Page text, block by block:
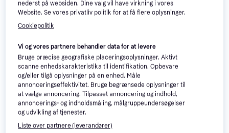
Green Krukke
Krukke, Keramik
169 kr.
3 butikker
Keramik Nougat Krukke
Krukke
169 kr.
3 butikker
-81 kr.
nederst på websiden. Dine valg vil have virkning i vores
Website. Se vores privatliv politik for at få flere oplysninger.
Cookiepolitik
Vi og vores partnere behandler data for at levere
Bruge præcise geografiske placeringsoplysninger. Aktivt
scanne enhedskarakteristika til identifikation. Opbevare
og/eller tilgå oplysninger på en enhed. Måle
annonceringseffektivitet. Bruge begrænsede oplysninger til
at vælge annoncering. Tilpasset annoncering og indhold,
annoncerings- og indholdsmåling, målgruppeundersøgelser
og udvikling af tjenester.
Liste over partnere (leverandører)